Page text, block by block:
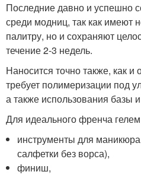
Последние давно и успешно
среди модниц, так как имеют
палитру, но и сохраняют
течение 2-3 недель.
Наносится точно также, как и
требует полимеризации под
а также использования базы
Для идеального френча
инструменты для
салфетки без ворса),
финиш,